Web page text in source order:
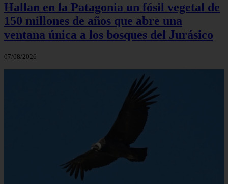
Hallan en la Patagonia un fósil vegetal de
150 millones de años que abre una
ventana única a los bosques del Jurásico
07/08/2026